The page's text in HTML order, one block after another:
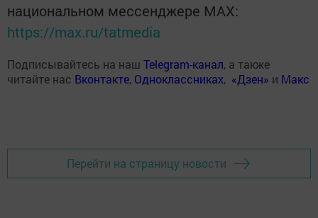
национальном мессенджере MАХ:
https://max.ru/tatmedia
Подписывайтесь на наш Telegram-канал, а также
читайте нас Вконтакте, Одноклассниках, «Дзен» и Макс
Перейти на страницу новости